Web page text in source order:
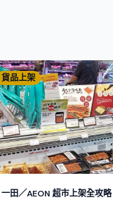
貨品上架
一田／AEON 超市上架全攻